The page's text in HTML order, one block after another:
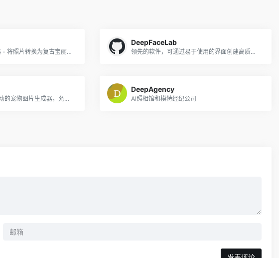
免费宝丽来 AI 生成器 - 将照片转换为复古宝丽来风格
DeepFaceLab
领先的软件，可通过易于使用的界面创建高质量的deepfake视频。
Petpic.ai是一个AI驱动的宠物图片生成器，允许用户创建他们的宠物令人惊叹和独特的图像。
DeepAgency
AI照相馆和模特经纪公司